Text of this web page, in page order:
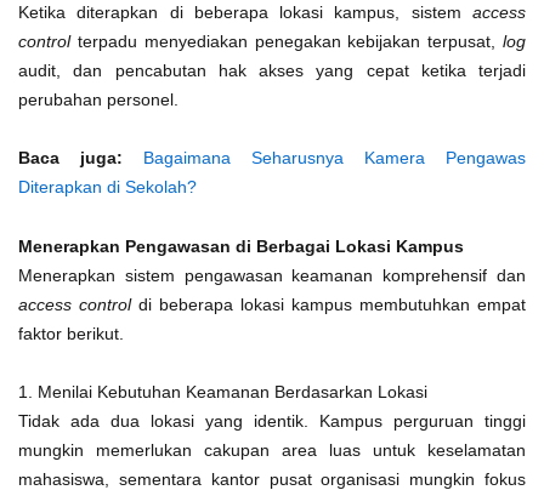
Ketika diterapkan di beberapa lokasi kampus, sistem access
controlterpadu menyediakan penegakan kebijakan terpusat, log
audit, dan pencabutan hak akses yang cepat ketika terjadi
perubahan personel.
Baca juga:
Bagaimana Seharusnya Kamera Pengawas
Diterapkan di Sekolah?
Menerapkan Pengawasan di Berbagai Lokasi Kampus
Menerapkan sistem pengawasan keamanan komprehensif dan
access controldi beberapa lokasi kampus membutuhkan empat
faktor berikut.
1. Menilai Kebutuhan Keamanan Berdasarkan Lokasi
Tidak ada dua lokasi yang identik. Kampus perguruan tinggi
mungkin memerlukan cakupan area luas untuk keselamatan
mahasiswa, sementara kantor pusat organisasi mungkin fokus